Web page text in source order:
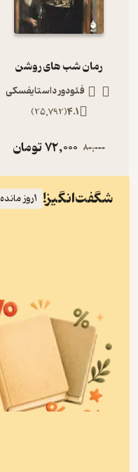
رمان شب های روشن
فئودور داستایفسکی
4.1
(
25,792
)
80,000
72,000تومان
شگفت‌انگیز! 1روز مانده